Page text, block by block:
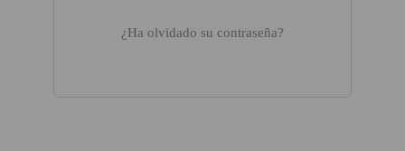
¿Ha olvidado su contraseña?